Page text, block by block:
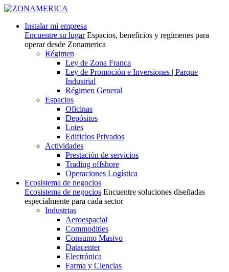
Instalar mi empresa
Encuentre su lugar Espacios, beneficios y regímenes para
operar desde Zonamerica
Régimen
Ley de Zona Franca
Ley de Promoción e Inversiones | Parque
Industrial
Régimen General
Espacios
Oficinas
Depósitos
Lotes
Edificios Privados
Actividades
Prestación de servicios
Trading offshore
Operaciones Logística
Ecosistema de negocios
Ecosistema de negocios Encuentre soluciones diseñadas
especialmente para cada sector
Industrias
Aeroespacial
Commodities
Consumo Masivo
Datacenter
Electrónica
Farma y Ciencias